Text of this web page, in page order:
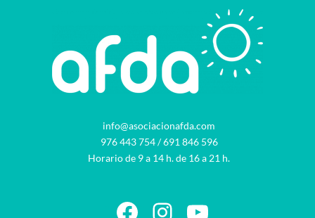
info@asociacionafda.com
976 443 754/691 846 596
Horario de 9 a 14 h. de 16 a 21 h.
Facebook
Instagram
YouTube